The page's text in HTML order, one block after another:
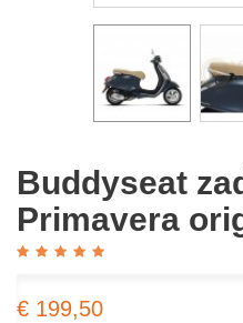
Buddyseat
Primavera
€ 199,50